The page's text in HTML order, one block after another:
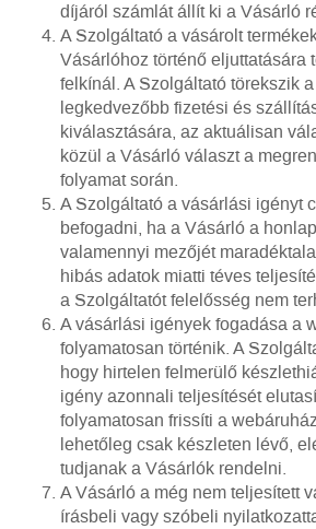
díjáról számlát állít ki a Vásárló
A Szolgáltató a vásárolt
Vásárlóhoz történő eljuttatására
felkínál. A Szolgáltató törekszik
legkedvezőbb fizetési és
kiválasztására, az aktuálisan
közül a Vásárló választ a
folyamat során.
A Szolgáltató a vásárlási igényt
befogadni, ha a Vásárló a
valamennyi mezőjét
hibás adatok miatti téves
a Szolgáltatót felelősség nem
A vásárlási igények fogadása a
folyamatosan történik. A
hogy hirtelen felmerülő
igény azonnali teljesítését
folyamatosan frissíti a
lehetőleg csak készleten lévő,
tudjanak a Vásárlók rendelni.
A Vásárló a még nem teljesített
írásbeli vagy szóbeli